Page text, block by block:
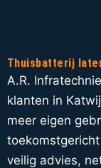
Thuisbatterij
A.R.
klanten in
meer eigen
veilig advies,